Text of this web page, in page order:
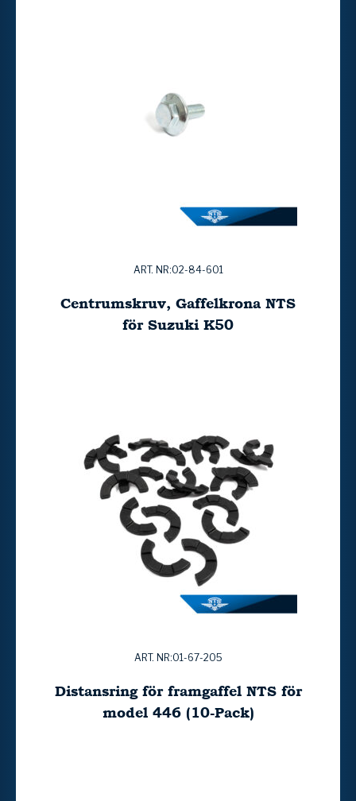
ART. NR:02-84-601
Centrumskruv, Gaffelkrona NTS
för Suzuki K50
ART. NR:01-67-205
Distansring för framgaffel NTS för
model 446 (10-Pack)